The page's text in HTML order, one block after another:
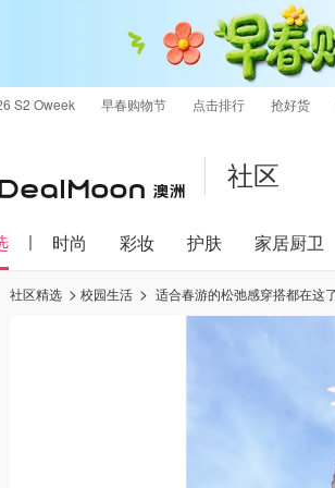
S2 Oweek 早春购物节 点击排行 抢好货
社区
时尚 彩妆 护肤 家居厨卫
社区精选 校园生活 适合春游的松弛感穿搭都在这